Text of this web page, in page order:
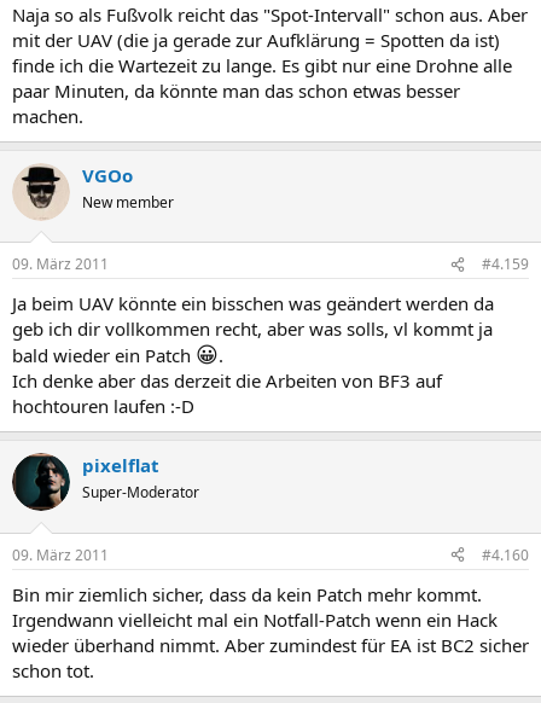
Naja so als Fußvolk reicht das "Spot-Intervall" schon aus. Aber
mit der UAV (die ja gerade zur Aufklärung = Spotten da ist)
finde ich die Wartezeit zu lange. Es gibt nur eine Drohne alle
paar Minuten, da könnte man das schon etwas besser
machen.
VGOo
New member
09. März 2011 #4.159
Ja beim UAV könnte ein bisschen was geändert werden da
geb ich dir vollkommen recht, aber was solls, vl kommt ja
bald wieder ein Patch 😀.
Ich denke aber das derzeit die Arbeiten von BF3 auf
hochtouren laufen :-D
pixelflat
Super-Moderator
09. März 2011 #4.160
Bin mir ziemlich sicher, dass da kein Patch mehr kommt.
Irgendwann vielleicht mal ein Notfall-Patch wenn ein Hack
wieder überhand nimmt. Aber zumindest für EA ist BC2 sicher
schon tot.